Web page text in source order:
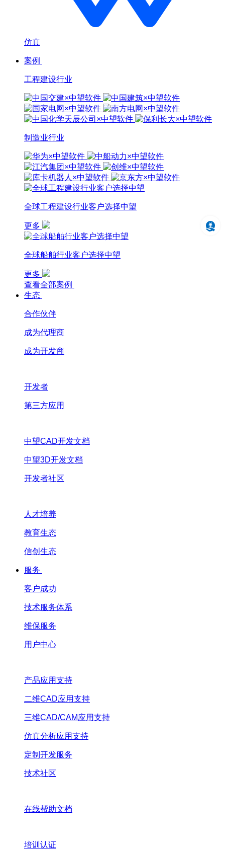
仿真
案例
工程建设行业
制造业行业
全球工程建设行业客户选择中望
更多
全球船舶行业客户选择中望
更多
查看全部案例
生态
合作伙伴
成为代理商
成为开发商
开发者
第三方应用
中望CAD开发文档
中望3D开发文档
开发者社区
人才培养
教育生态
信创生态
服务
客户成功
技术服务体系
维保服务
用户中心
产品应用支持
二维CAD应用支持
三维CAD/CAM应用支持
仿真分析应用支持
定制开发服务
技术社区
在线帮助文档
培训认证
中望3D 2024
设计仿真制造一体化